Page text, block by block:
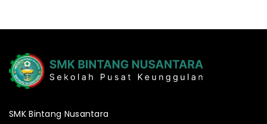
SMK Bintang Nusantara